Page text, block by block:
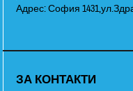
Адрес: София
ЗА КОНТАКТИ